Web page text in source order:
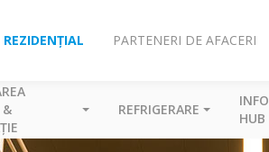
REZIDENȚIAL PARTENERI DE AFACERI
&
REFRIGERARE
INFO
HUB